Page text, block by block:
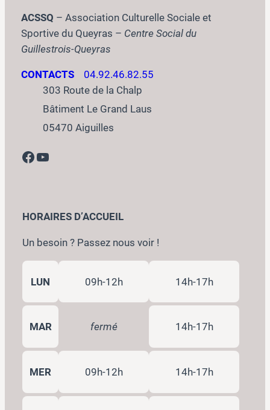
ACSSQ – Association Culturelle Sociale et
Sportive du Queyras – Centre Social du
Guillestrois-Queyras
CONTACTS
04.92.46.82.55
303 Route de la Chalp
Bâtiment Le Grand Laus
05470 Aiguilles
Facebook YouTube
HORAIRES D’ACCUEIL
Un besoin ? Passez nous voir !
LUN 09h-12h 14h-17h
MAR fermé 14h-17h
MER 09h-12h 14h-17h